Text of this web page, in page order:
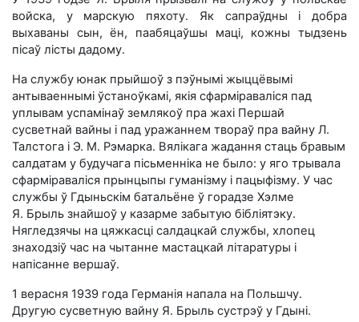
войска, у марскую пяхоту. Як сапраўдны і добра
выхаваны сын, ён, паабяцаўшы маці, кожны тыдзень
пісаў лісты дадому.
На службу юнак прыйшоў з пэўнымі жыццёвымі
антываеннымі ўстаноўкамі, якія сфарміраваліся пад
уплывам успамінаў землякоў пра жахі Першай
сусветнай вайны і пад уражаннем твораў пра вайну Л.
Талстога і Э. М. Рэмарка. Вялікага жадання стаць бравым
салдатам у будучага пісьменніка не было: у яго трывала
сфарміраваліся прынцыпы гуманізму і пацыфізму. У час
службы ў Гдыньскім батальёне ў горадзе Хэлме
Я. Брыль знайшоў у казарме забытую бібліятэку.
Нягледзячы на цяжкасці салдацкай службы, хлопец
знаходзіў час на чытанне мастацкай літаратуры і
напісанне вершаў.
1 верасня 1939 года Германія напала на Польшчу.
Другую сусветную вайну Я. Брыль сустрэў у Гдыні.